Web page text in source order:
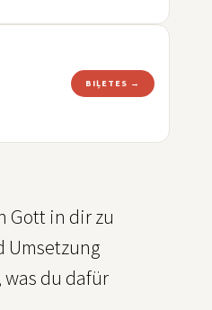
BIĻETES →
Gott in dir zu
Umsetzung
du dafür